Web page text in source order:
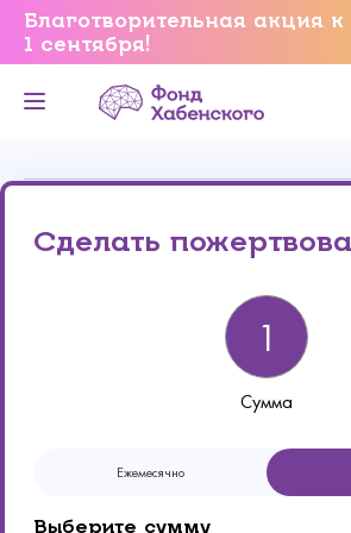
Благотворительная акция к
1 сентября!
Сделать
Сумма
Ежемесячно
Выберите сумму
Вы уверены, что
завершить данное